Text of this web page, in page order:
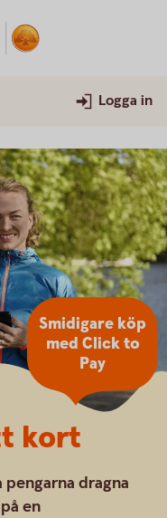
Logga in
Smidigare köp
med Click to
Pay
kort
dragna
en